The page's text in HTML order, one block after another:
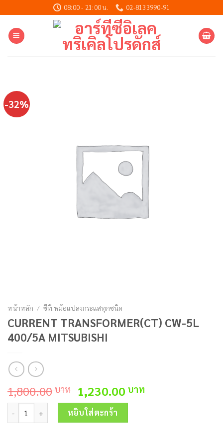
to
content
08:00 - 21:00 น. 02-8133990-91
-32%
หน้าหลัก / ซีที.หม้อแปลงกระแสทุกชนิด
CURRENT TRANSFORMER(CT) CW-5L
400/5A MITSUBISHI
1,800.00บาท Original
price
was:
1,800.00 บาท.
1,230.00 บาท
จำนวน CURRENT TRANSFORMER(CT) CW-5L 400/5A MITSUBISHI
หยิบใส่ตะกร้า